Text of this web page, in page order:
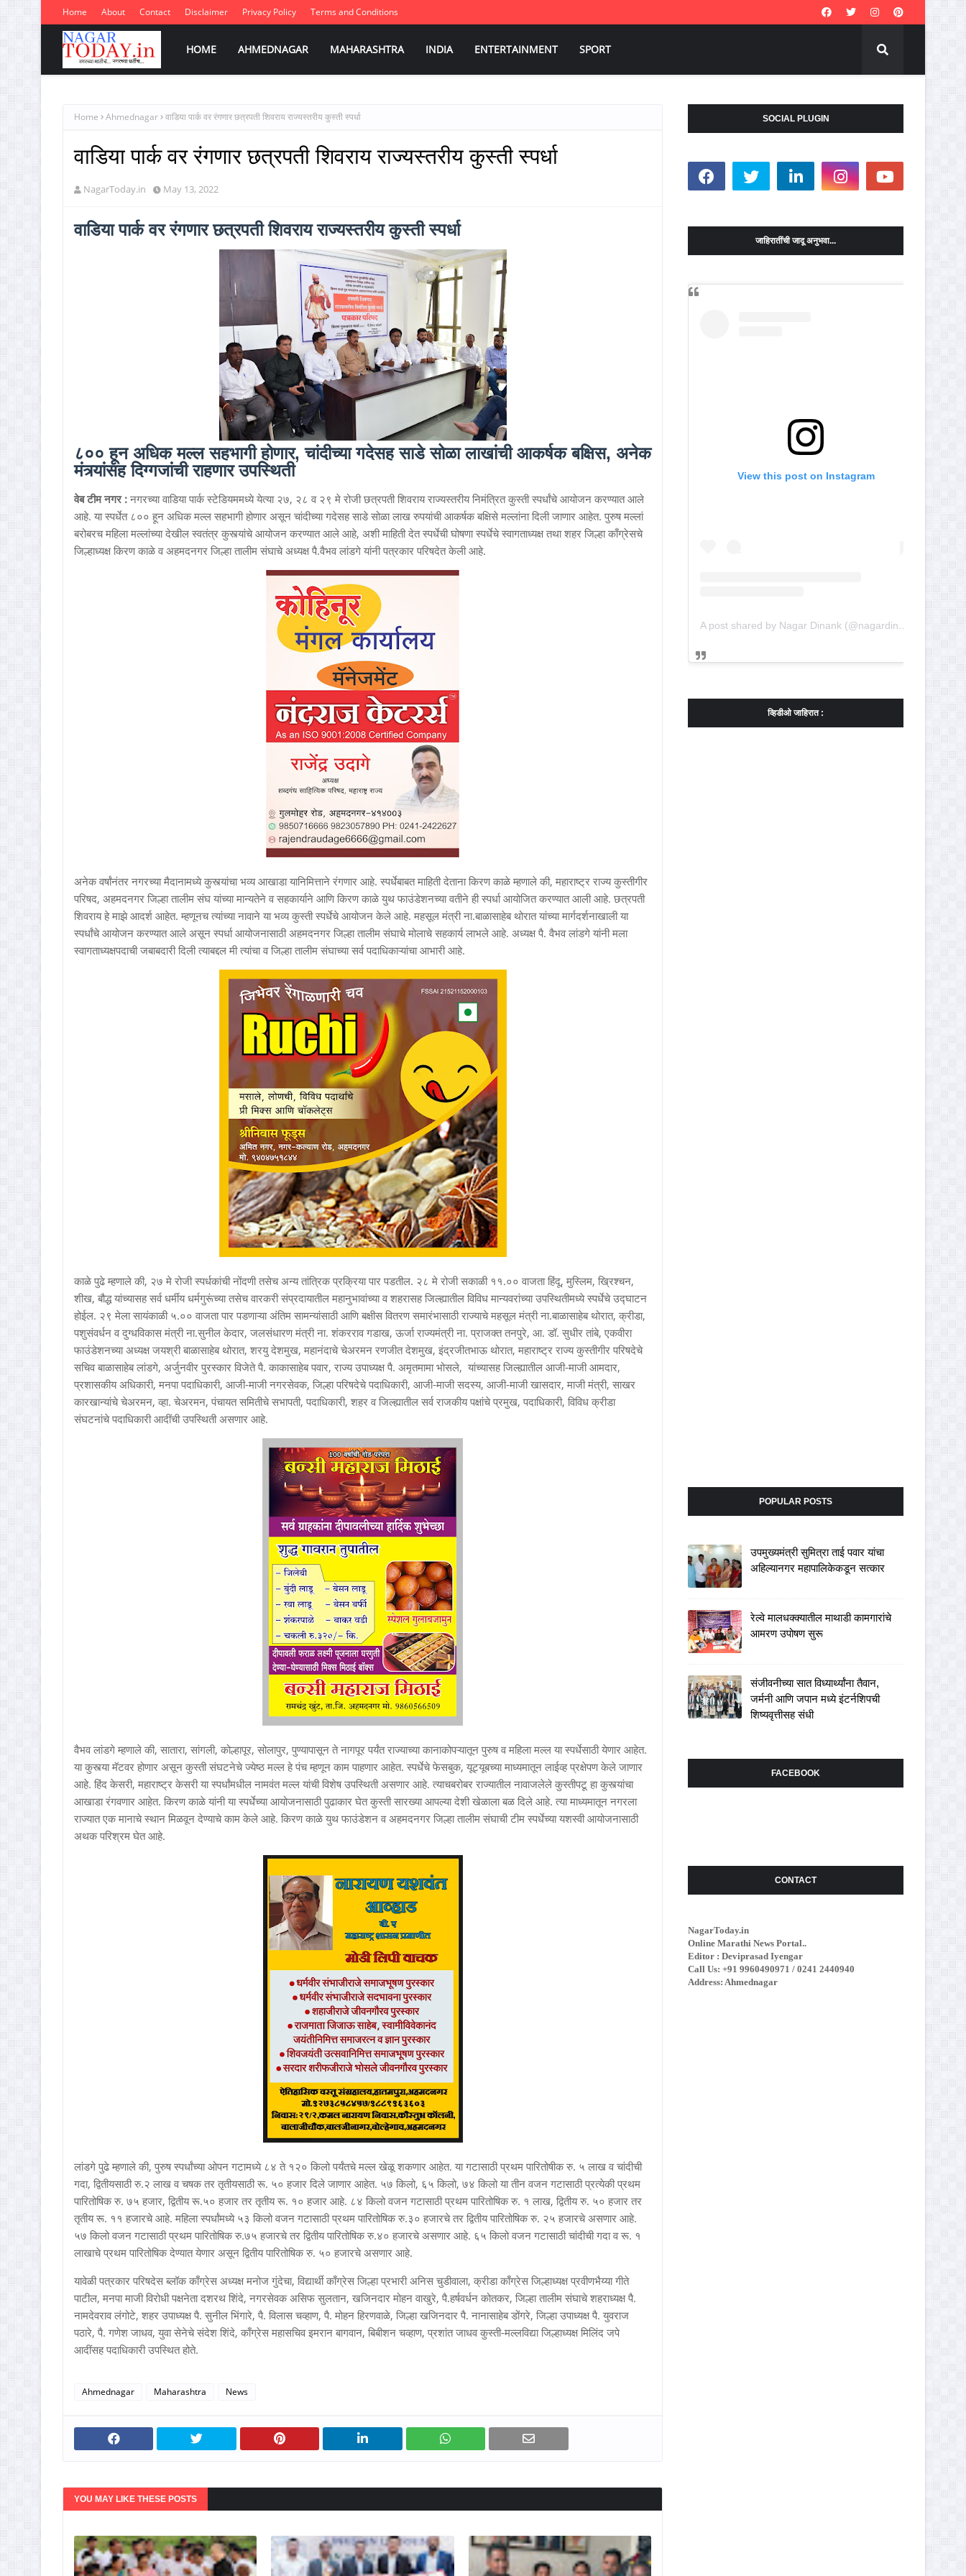
Home About Contact Disclaimer Privacy Policy Terms and Conditions
HOME AHMEDNAGAR MAHARASHTRA INDIA ENTERTAINMENT SPORT
Home Ahmednagar वाडिया पार्क वर रंगणार छत्रपती शिवराय राज्यस्तरीय कुस्ती स्पर्धा
वाडिया पार्क वर रंगणार छत्रपती शिवराय राज्यस्तरीय कुस्ती स्पर्धा
NagarToday.in May 13, 2022
वाडिया पार्क वर रंगणार छत्रपती शिवराय राज्यस्तरीय कुस्ती स्पर्धा
८०० हून अधिक मल्ल सहभागी होणार, चांदीच्या गदेसह साडे सोळा लाखांची आकर्षक बक्षिस, अनेक
मंत्र्यांसह दिग्गजांची राहणार उपस्थिती
वेब टीम नगर : नगरच्या वाडिया पार्क स्टेडियममध्ये येत्या २७, २८ व २९ मे रोजी छत्रपती शिवराय राज्यस्तरीय निमंत्रित कुस्ती स्पर्धांचे आयोजन करण्यात आले
आहे. या स्पर्धेत ८०० हून अधिक मल्ल सहभागी होणार असून चांदीच्या गदेसह साडे सोळा लाख रुपयांची आकर्षक बक्षिसे मल्लांना दिली जाणार आहेत. पुरुष मल्‍लां
बरोबरच महिला मल्लांच्या देखील स्वतंत्र कुस्त्यांचे आयोजन करण्यात आले आहे, अशी माहिती देत स्पर्धेची घोषणा स्पर्धेचे स्वागताध्यक्ष तथा शहर जिल्हा काँग्रेसचे
जिल्हाध्यक्ष किरण काळे व अहमदनगर जिल्हा तालीम संघाचे अध्यक्ष पै.वैभव लांडगे यांनी पत्रकार परिषदेत केली आहे.
अनेक वर्षांनंतर नगरच्या मैदानामध्ये कुस्त्यांचा भव्य आखाडा यानिमित्ताने रंगणार आहे. स्पर्धेबाबत माहिती देताना किरण काळे म्हणाले की, महाराष्ट्र राज्य कुस्तीगीर
परिषद, अहमदनगर जिल्हा तालीम संघ यांच्या मान्यतेने व सहकार्याने आणि किरण काळे युथ फाउंडेशनच्या वतीने ही स्पर्धा आयोजित करण्यात आली आहे. छत्रपती
शिवराय हे माझे आदर्श आहेत. म्हणूनच त्यांच्या नावाने या भव्य कुस्ती स्पर्धेचे आयोजन केले आहे. महसूल मंत्री ना.बाळासाहेब थोरात यांच्या मार्गदर्शनाखाली या
स्पर्धांचे आयोजन करण्यात आले असून स्पर्धा आयोजनासाठी अहमदनगर जिल्हा तालीम संघाचे मोलाचे सहकार्य लाभले आहे. अध्यक्ष पै. वैभव लांडगे यांनी मला
स्वागताध्यक्षपदाची जबाबदारी दिली त्याबद्दल मी त्यांचा व जिल्हा तालीम संघाच्या सर्व पदाधिकाऱ्यांचा आभारी आहे.
काळे पुढे म्हणाले की, २७ मे रोजी स्पर्धकांची नोंदणी तसेच अन्य तांत्रिक प्रक्रिया पार पडतील. २८ मे रोजी सकाळी ११.०० वाजता हिंदू, मुस्लिम, ख्रिश्चन,
शीख, बौद्ध यांच्यासह सर्व धर्मीय धर्मगुरूंच्या तसेच वारकरी संप्रदायातील महानुभावांच्या व शहरासह जिल्ह्यातील विविध मान्यवरांच्या उपस्थितीमध्ये स्पर्धेचे उद्घाटन
होईल. २९ मेला सायंकाळी ५.०० वाजता पार पडणाऱ्या अंतिम सामन्यांसाठी आणि बक्षीस वितरण समारंभासाठी राज्याचे महसूल मंत्री ना.बाळासाहेब थोरात, क्रीडा,
पशुसंवर्धन व दुग्धविकास मंत्री ना.सुनील केदार, जलसंधारण मंत्री ना. शंकरराव गडाख, ऊर्जा राज्यमंत्री ना. प्राजक्त तनपुरे, आ. डॉ. सुधीर तांबे, एकवीरा
फाउंडेशनच्या अध्यक्ष जयश्री बाळासाहेब थोरात, शरयु देशमुख, महानंदाचे चेअरमन रणजीत देशमुख, इंद्रजीतभाऊ थोरात, महाराष्ट्र राज्य कुस्तीगीर परिषदेचे
सचिव बाळासाहेब लांडगे, अर्जुनवीर पुरस्कार विजेते पै. काकासाहेब पवार, राज्य उपाध्यक्ष पै. अमृतमामा भोसले, यांच्यासह जिल्ह्यातील आजी-माजी आमदार,
प्रशासकीय अधिकारी, मनपा पदाधिकारी, आजी-माजी नगरसेवक, जिल्हा परिषदेचे पदाधिकारी, आजी-माजी सदस्य, आजी-माजी खासदार, माजी मंत्री, साखर
कारखान्यांचे चेअरमन, व्हा. चेअरमन, पंचायत समितीचे सभापती, पदाधिकारी, शहर व जिल्ह्यातील सर्व राजकीय पक्षांचे प्रमुख, पदाधिकारी, विविध क्रीडा
संघटनांचे पदाधिकारी आदींची उपस्थिती असणार आहे.
वैभव लांडगे म्हणाले की, सातारा, सांगली, कोल्हापूर, सोलापुर, पुण्यापासून ते नागपूर पर्यंत राज्याच्या कानाकोपऱ्यातून पुरुष व महिला मल्ल या स्पर्धेसाठी येणार आहेत.
या कुस्त्या मॅटवर होणार असून कुस्ती संघटनेचे ज्येष्ठ मल्ल हे पंच म्हणून काम पाहणार आहेत. स्पर्धेचे फेसबुक, यूट्यूबच्या माध्यमातून लाईव्ह प्रक्षेपण केले जाणार
आहे. हिंद केसरी, महाराष्ट्र केसरी या स्पर्धांमधील नामवंत मल्ल यांची विशेष उपस्थिती असणार आहे. त्याचबरोबर राज्यातील नावाजलेले कुस्तीपटू हा कुस्त्यांचा
आखाडा रंगवणार आहेत. किरण काळे यांनी या स्पर्धेच्या आयोजनासाठी पुढाकार घेत कुस्ती सारख्या आपल्या देशी खेळाला बळ दिले आहे. त्या माध्यमातून नगरला
राज्यात एक मानाचे स्थान मिळवून देण्याचे काम केले आहे. किरण काळे युथ फाउंडेशन व अहमदनगर जिल्हा तालीम संघाची टीम स्पर्धेच्या यशस्वी आयोजनासाठी
अथक परिश्रम घेत आहे.
लांडगे पुढे म्हणाले की, पुरुष स्पर्धांच्या ओपन गटामध्ये ८४ ते १२० किलो पर्यंतचे मल्ल खेळू शकणार आहेत. या गटासाठी प्रथम पारितोषीक रु. ५ लाख व चांदीची
गदा, द्वितीयसाठी रु.२ लाख व चषक तर तृतीयसाठी रू. ५० हजार दिले जाणार आहेत. ५७ किलो, ६५ किलो, ७४ किलो या तीन वजन गटासाठी प्रत्येकी प्रथम
पारितोषिक रु. ७५ हजार, द्वितीय रू.५० हजार तर तृतीय रू. १० हजार आहे. ८४ किलो वजन गटासाठी प्रथम पारितोषिक रु. १ लाख, द्वितीय रु. ५० हजार तर
तृतीय रू. ११ हजारचे आहे. महिला स्पर्धांमध्ये ५३ किलो वजन गटासाठी प्रथम पारितोषिक रु.३० हजारचे तर द्वितीय पारितोषिक रु. २५ हजारचे असणार आहे.
५७ किलो वजन गटासाठी प्रथम पारितोषिक रु.७५ हजारचे तर द्वितीय पारितोषिक रु.४० हजारचे असणार आहे. ६५ किलो वजन गटासाठी चांदीची गदा व रू. १
लाखाचे प्रथम पारितोषिक देण्यात येणार असून द्वितीय पारितोषिक रु. ५० हजारचे असणार आहे.
यावेळी पत्रकार परिषदेस ब्लॉक काँग्रेस अध्यक्ष मनोज गुंदेचा, विद्यार्थी काँग्रेस जिल्हा प्रभारी अनिस चुडीवाला, क्रीडा काँग्रेस जिल्हाध्यक्ष प्रवीणभैय्या गीते
पाटील, मनपा माजी विरोधी पक्षनेता दशरथ शिंदे, नगरसेवक असिफ सुलतान, खजिनदार मोहन वाखुरे, पै.हर्षवर्धन कोतकर, जिल्हा तालीम संघाचे शहराध्यक्ष पै.
नामदेवराव लंगोटे, शहर उपाध्यक्ष पै. सुनील भिंगारे, पै. विलास चव्हाण, पै. मोहन हिरणवाळे, जिल्हा खजिनदार पै. नानासाहेब डोंगरे, जिल्हा उपाध्यक्ष पै. युवराज
पठारे, पै. गणेश जाधव, युवा सेनेचे संदेश शिंदे, काँग्रेस महासचिव इमरान बागवान, बिबीशन चव्हाण, प्रशांत जाधव कुस्ती-मल्लविद्या जिल्हाध्यक्ष मिलिंद जपे
आदींसह पदाधिकारी उपस्थित होते.
Ahmednagar Maharashtra News
YOU MAY LIKE THESE POSTS
SOCIAL PLUGIN
जाहिरातींची जादू अनुभवा...
View this post on Instagram
A post shared by Nagar Dinank (@nagardinank)
व्हिडीओ जाहिरात :
POPULAR POSTS
उपमुख्यमंत्री सुमित्रा ताई पवार यांचा
अहिल्यानगर महापालिकेकडून सत्कार
रेल्वे मालधक्क्यातील माथाडी कामगारांचे
आमरण उपोषण सुरू
संजीवनीच्या सात विध्यार्थ्यांना तैवान,
जर्मनी आणि जपान मध्ये इंटर्नशिपची
शिष्यवृत्तीसह संधी
FACEBOOK
CONTACT
NagarToday.in
Online Marathi News Portal..
Editor : Deviprasad Iyengar
Call Us: +91 9960490971 / 0241 2440940
Address: Ahmednagar